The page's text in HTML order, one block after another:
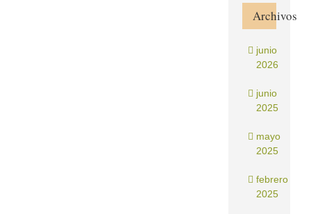
Archivos
junio
2026
junio
2025
mayo
2025
febrero
2025